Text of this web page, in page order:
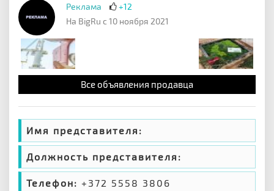
Реклама
+12
На BigRu с 10 ноября 2021
Все объявления продавца
Имя представителя:
Должность представителя:
Телефон: +372 5558 3806